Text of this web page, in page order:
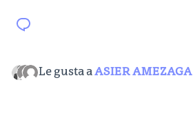
Le gusta aASIER AMEZAGA